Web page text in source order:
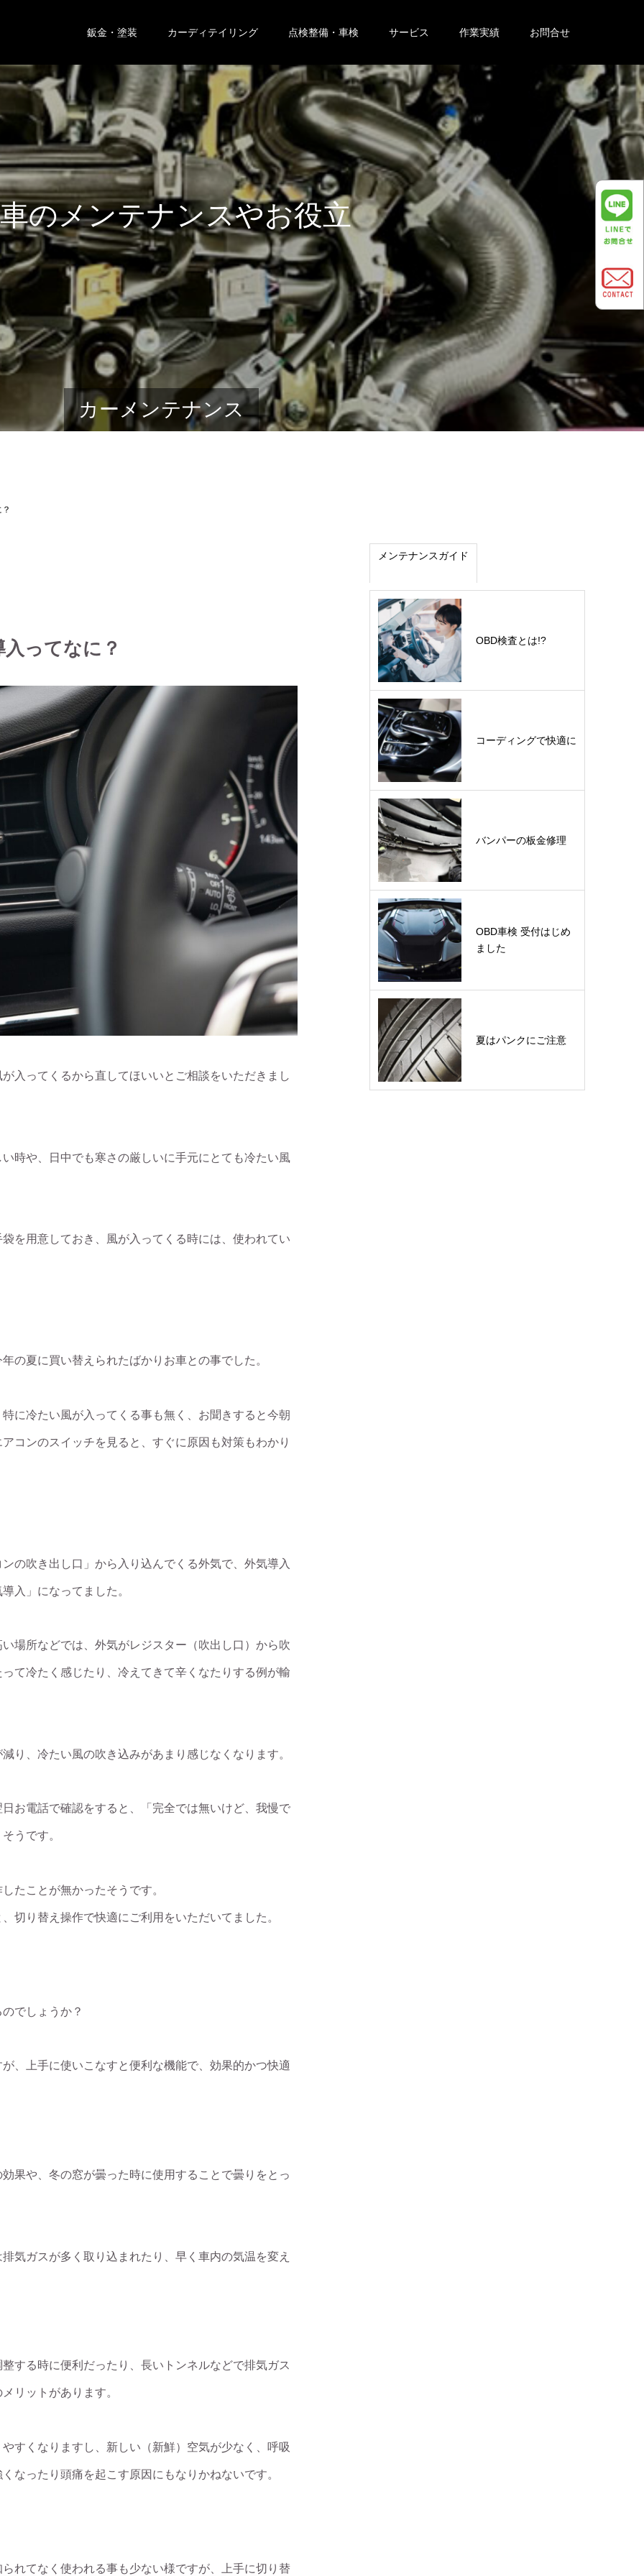
鈑金・塗装 カーディテイリング 点検整備・車検 サービス 作業実績 お問合せ
カーメンテナンス
テナンスやお役立ち情報はこちら
入ってなに？
入ってくるから直してほいいとご相談をいただきまし
時や、日中でも寒さの厳しいに手元にとても冷たい風
を用意しておき、風が入ってくる時には、使われてい
の夏に買い替えられたばかりお車との事でした。
に冷たい風が入ってくる事も無く、お聞きすると今朝
コンのスイッチを見ると、すぐに原因も対策もわかり
の吹き出し口」から入り込んでくる外気で、外気導入
入」になってました。
場所などでは、外気がレジスター（吹出し口）から吹
て冷たく感じたり、冷えてきて辛くなたりする例が輸
り、冷たい風の吹き込みがあまり感じなくなります。
お電話で確認をすると、「完全では無いけど、我慢で
うです。
たことが無かったそうです。
切り替え操作で快適にご利用をいただいてました。
でしょうか？
、上手に使いこなすと便利な機能で、効果的かつ快適
果や、冬の窓が曇った時に使用することで曇りをとっ
気ガスが多く取り込まれたり、早く車内の気温を変え
する時に便利だったり、長いトンネルなどで排気ガス
リットがあります。
すくなりますし、新しい（新鮮）空気が少なく、呼吸
なったり頭痛を起こす原因にもなりかねないです。
れてなく使われる事も少ない様ですが、上手に切り替
メンテナンスガイド
OBD検査とは!?
コーディングで快適に
バンパーの板金修理
OBD車検 受付はじめ
ました
夏はパンクにご注意